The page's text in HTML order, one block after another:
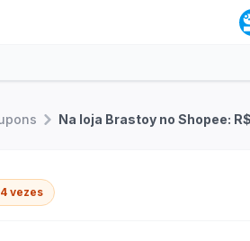
Na loja Brastoy no Shopee:
vezes